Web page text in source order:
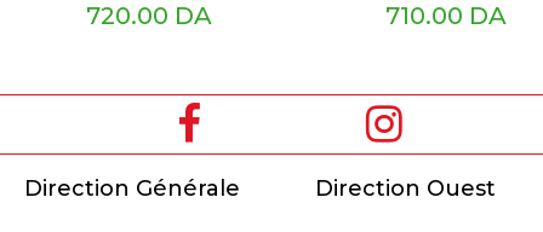
720.00 DA 710.00 DA
Direction Générale Direction Ouest